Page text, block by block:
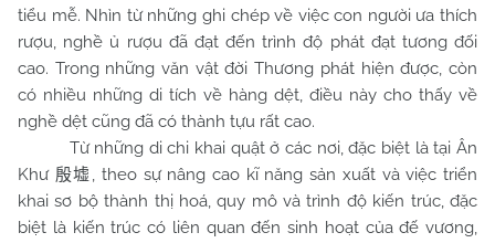
tiểu mễ. Nhìn từ những ghi chép về việc con người ưa thích
rượu, nghề ủ rượu đã đạt đến trình độ phát đạt tương đối
cao. Trong những văn vật đời Thương phát hiện được, còn
có nhiều những di tích về hàng dệt, điều này cho thấy về
nghề dệt cũng đã có thành tựu rất cao.
Từ những di chi khai quật ở các nơi, đặc biệt là tại Ân
Khư 殷墟 , theo sự nâng cao kĩ năng sản xuất và việc triển
khai sơ bộ thành thị hoá, quy mô và trình độ kiến trúc, đặc
biệt là kiến trúc có liên quan đến sinh hoạt của đế vương,